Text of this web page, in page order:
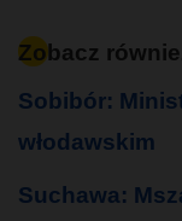
Zobacz
Sobibór:
włodawskim
Suchawa: